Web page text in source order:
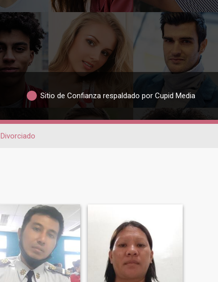
Sitio de Confianza respaldado por Cupid Media
Divorciado